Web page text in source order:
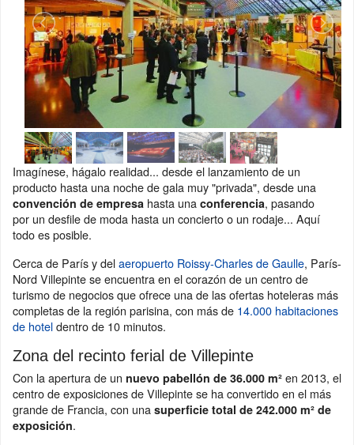
Imagínese, hágalo realidad... desde el lanzamiento de un
producto hasta una noche de gala muy "privada", desde una
convención de empresa hasta una conferencia, pasando
por un desfile de moda hasta un concierto o un rodaje... Aquí
todo es posible.
Cerca de París y delaeropuerto Roissy-Charles de Gaulle, París-
Nord Villepinte se encuentra en el corazón de un centro de
turismo de negocios que ofrece una de las ofertas hoteleras más
completas de la región parisina, con más de 14.000 habitaciones
de hoteldentro de 10 minutos.
Zona del recinto ferial de Villepinte
Con la apertura de un nuevo pabellón de 36.000 m² en 2013, el
centro de exposiciones de Villepinte se ha convertido en el más
grande de Francia, con una superficie total de 242.000 m² de
exposición.